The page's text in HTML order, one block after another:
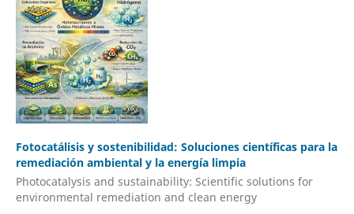
Fotocatálisis y sostenibilidad: Soluciones científicas para la
remediación ambiental y la energía limpia
Photocatalysis and sustainability: Scientific solutions for
environmental remediation and clean energy